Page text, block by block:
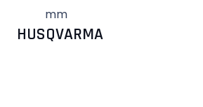
mm
HUSQVARMA